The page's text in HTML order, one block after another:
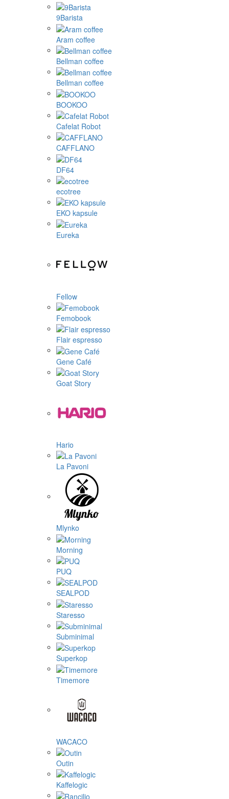
9Barista
Aram coffee
Bellman coffee
Bellman coffee
BOOKOO
Cafelat Robot
CAFFLANO
DF64
ecotree
EKO kapsule
Eureka
Fellow
Femobook
Flair espresso
Gene Café
Goat Story
Hario
La Pavoni
Mlynko
Morning
PUQ
SEALPOD
Staresso
Subminimal
Superkop
Timemore
WACACO
Outin
Kaffelogic